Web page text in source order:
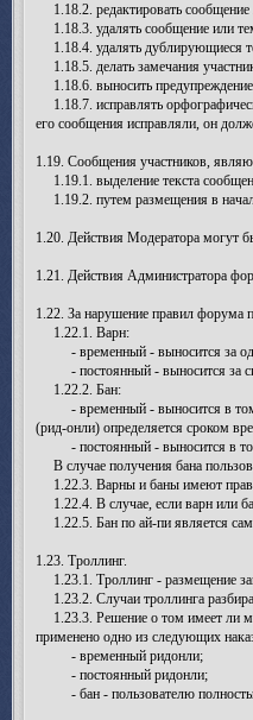
1.18.2. редактировать сообщение
1.18.3. удалять сообщение или
1.18.4. удалять дублирующиеся
1.18.5. делать замечания
1.18.6. выносить
1.18.7. исправлять
его сообщения исправляли, он
1.19. Сообщения участников,
1.19.1. выделение текста
1.19.2. путем размещения в
1.20. Действия Модератора могут
1.21. Действия Администратора
1.22. За нарушение правил форума
1.22.1. Варн:
- временный - выносится за
- постоянный - выносится за
1.22.2. Бан:
- временный - выносится в том
(рид-онли) определяется сроком
- постоянный - выносится в том
В случае получения бана
1.22.3. Варны и баны имеют
1.22.4. В случае, если варн или
1.22.5. Бан по ай-пи является
1.23. Троллинг.
1.23.1. Троллинг - размещение
1.23.2. Случаи троллинга
1.23.3. Решение о том имеет ли
применено одно из следующих
- временный ридонли;
- постоянный ридонли;
- бан - пользователю